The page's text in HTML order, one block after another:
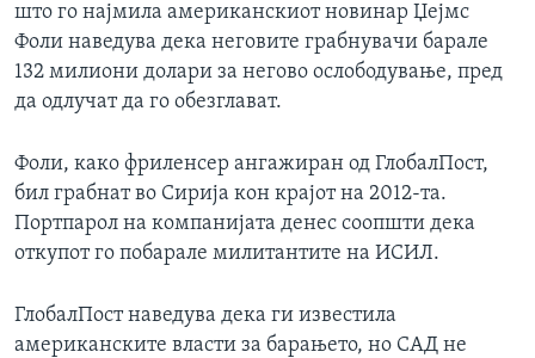
што го најмила американскиот новинар Џејмс
Фоли наведува дека неговите грабнувачи барале
132 милиони долари за негово ослободување, пред
да одлучат да го обезглават.
Фоли, како фриленсер ангажиран од ГлобалПост,
бил грабнат во Сирија кон крајот на 2012-та.
Портпарол на компанијата денес соопшти дека
откупот го побарале милитантите на ИСИЛ.
ГлобалПост наведува дека ги известила
американските власти за барањето, но САД не